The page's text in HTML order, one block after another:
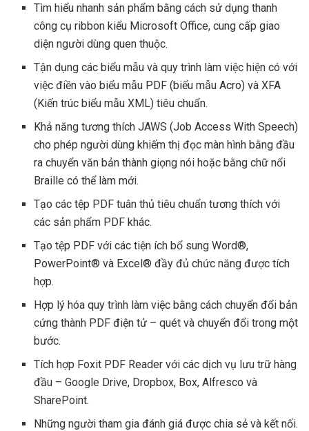
Tìm hiểu nhanh sản phẩm bằng cách sử dụng thanh
công cụ ribbon kiểu Microsoft Office, cung cấp giao
diện người dùng quen thuộc.
Tận dụng các biểu mẫu và quy trình làm việc hiện có với
việc điền vào biểu mẫu PDF (biểu mẫu Acro) và XFA
(Kiến trúc biểu mẫu XML) tiêu chuẩn.
Khả năng tương thích JAWS (Job Access With Speech)
cho phép người dùng khiếm thị đọc màn hình bằng đầu
ra chuyển văn bản thành giọng nói hoặc bằng chữ nổi
Braille có thể làm mới.
Tạo các tệp PDF tuân thủ tiêu chuẩn tương thích với
các sản phẩm PDF khác.
Tạo tệp PDF với các tiện ích bổ sung Word®,
PowerPoint® và Excel® đầy đủ chức năng được tích
hợp.
Hợp lý hóa quy trình làm việc bằng cách chuyển đổi bản
cứng thành PDF điện tử – quét và chuyển đổi trong một
bước.
Tích hợp Foxit PDF Reader với các dịch vụ lưu trữ hàng
đầu – Google Drive, Dropbox, Box, Alfresco và
SharePoint.
Những người tham gia đánh giá được chia sẻ và kết nối.